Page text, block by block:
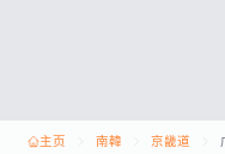
主页 南韓 京畿道